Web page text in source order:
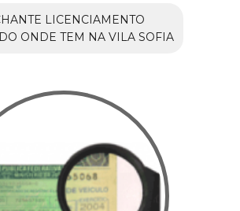
LICENCIAMENTO
ONDE TEM NA VILA SOFIA